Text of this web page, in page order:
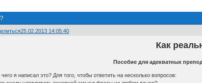
25.02.2013 14:05:40
Как
Пособие для адекватных
чего я написал это? Для того, чтобы ответить на несколько вопросов: